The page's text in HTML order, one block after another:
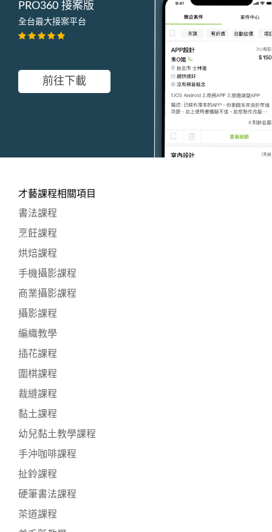
PRO360 接案版
全台最大接案平台
前往下載
才藝課程相關項目
書法課程
烹飪課程
烘焙課程
手機攝影課程
商業攝影課程
攝影課程
編織教學
插花課程
圍棋課程
裁縫課程
黏土課程
幼兒黏土教學課程
手沖咖啡課程
扯鈴課程
硬筆書法課程
茶道課程